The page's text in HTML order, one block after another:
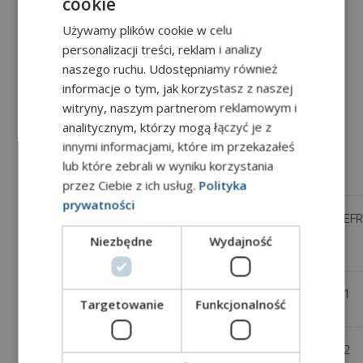
nagrywany i wysyłany do weryfikacji w
Wielkiej Brytanii, w celu zapewnienia
najwyższych standardów oceniania.
POZIOMY I CZAS
TRWANIA EGZAMINU
zaawansowania
trwania
CEFR
Level
A1
Poziom podstawowy 1h 15min A1
Level1
Poziom
1h 30min A2
Używamy plików cookie w celu
personalizacji treści, reklam i analizy
naszego ruchu. Udostępniamy również
informacje o tym, jak korzystasz z naszej
witryny, naszym partnerom reklamowym i
analitycznym, którzy mogą łączyć je z
innymi informacjami, które im przekazałeś
lub które zebrali w wyniku korzystania
przez Ciebie z ich usług. Polityka
prywatności
Niezbędne Wydajność
Targetowanie Funkcjonalność